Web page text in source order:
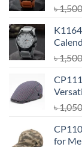
৳1,500
৳1,500
৳1,050
for